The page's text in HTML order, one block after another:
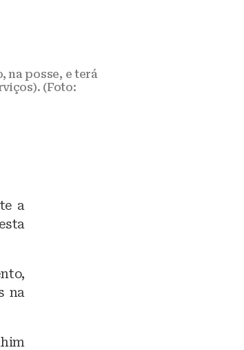
na posse, e terá
(Foto:
a
na